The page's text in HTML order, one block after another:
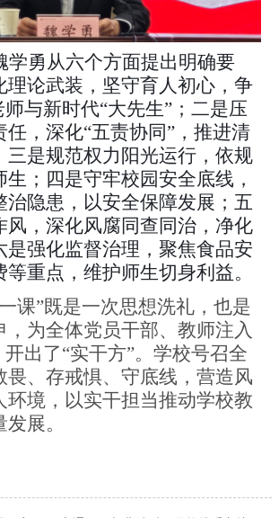
学勇从六个方面提出明确要
理论武装，坚守育人初心，争
师与新时代“大先生”；二是压
任，深化“五责协同”，推进清
三是规范权力阳光运行，依规
生；四是守牢校园安全底线，
治隐患，以安全保障发展；五
风，深化风腐同查同治，净化
是强化监督治理，聚焦食品安
重点，维护师生切身利益。
课”既是一次思想洗礼，也是
，为全体党员干部、教师注入
开出了“实干方”。学校号召全
畏、存戒惧、守底线，营造风
境， 以实干担当推动学校教
展。